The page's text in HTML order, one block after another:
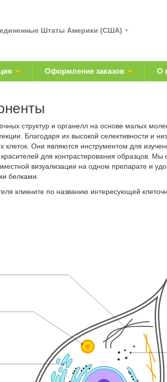
Штаты Америки (США)
Оформление заказов О
структур и органелл на основе малых
Благодаря их высокой селективности и
клеток. Они являются инструментом для
для контрастирования образцов.
визуализации на одном препарате и
белками.
кликните по названию интересующей